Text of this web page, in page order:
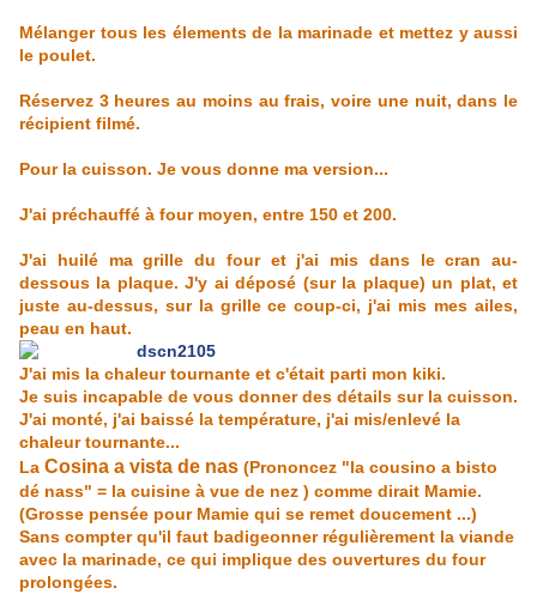
Mélanger tous les élements de la marinade et mettez y aussi
le poulet.
Réservez 3 heures au moins au frais, voire une nuit, dans le
récipient filmé.
Pour la cuisson. Je vous donne ma version...
J'ai préchauffé à four moyen, entre 150 et 200.
J'ai huilé ma grille du four et j'ai mis dans le cran au-
dessous la plaque. J'y ai déposé (sur la plaque) un plat, et
juste au-dessus, sur la grille ce coup-ci, j'ai mis mes ailes,
peau en haut.
J'ai mis la chaleur tournante et c'était parti mon kiki.
Je suis incapable de vous donner des détails sur la cuisson.
J'ai monté, j'ai baissé la température, j'ai mis/enlevé la
chaleur tournante...
La Cosina a vista de nas (Prononcez "la cousino a bisto
dé nass" = la cuisine à vue de nez ) comme dirait Mamie.
(Grosse pensée pour Mamie qui se remet doucement ...)
Sans compter qu'il faut badigeonner régulièrement la viande
avec la marinade, ce qui implique des ouvertures du four
prolongées.